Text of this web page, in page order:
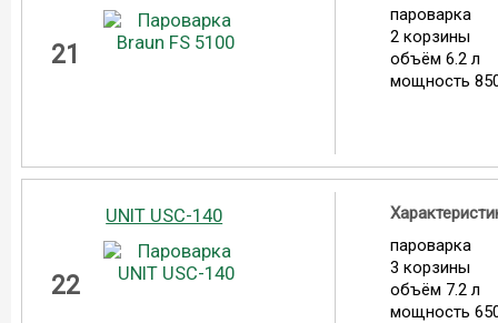
21
пароварка
2 корзины
объём 6.2 л
мощность
22
UNIT USC-140
пароварка
3 корзины
объём 7.2 л
мощность